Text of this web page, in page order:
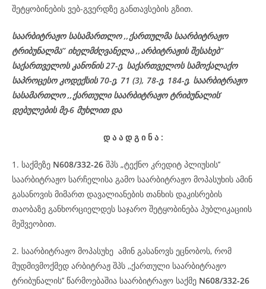
შეტყობინების ვებ-გვერდზე განთავსების გზით.
საარბიტრაჟო სასამართლო ,,ქართულმა საარბიტრაჟო
ტრიბუნალმა’’ იხელმძღვანელა,,არბიტრაჟის შესახებ’’
საქართველოს კანონის 27-ე, საქართველოს სამოქალაქო
საპროცესო კოდექსის 70-ე, 71 (3), 78-ე, 184-ე, საარბიტრაჟო
სასამართლო ,,ქართული საარბიტრაჟო ტრიბუნალის’
დებულების მე-6 მუხლით და
დ ა ა დ გ ი ნ ა :
1. საქმეზე N608/332-26 შპს „ტექნო კრედიტ პლიუსის’’
საარბიტრაჟო სარჩელისა გამო საარბიტრაჟო მოპასუხის ამინ
გასანოვის მიმართ დავალიანების თანხის დაკისრების
თაობაზე განხორციელდეს საჯარო შეტყობინება პუბლიკაციის
მეშვეობით.
2. საარბიტრაჟო მოპასუხე ამინ გასანოვს ეცნობოს, რომ
მუდმივმოქმედ არბიტრაჟ შპს ,,ქართული საარბიტრაჟო
ტრიბუნალის’’ წარმოებაშია საარბიტრაჟო საქმე N608/332-26